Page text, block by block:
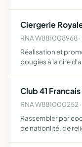
Ciergerie
RNA W881008968
Réalisation et
bougies à la cire
Club 41
RNA W881000252
Rassembler par
de nationlité, de